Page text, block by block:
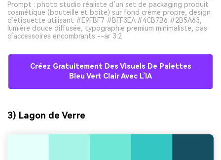
Prompt : photo studio réaliste d’un set de packaging produit
cosmétique (bouteille et boîte) sur fond crème propre, design
d’étiquette utilisant #E9FBF7 #BFF3EA #4CB7B6 #2B5A63,
lumière douce diffusée, typographie premium minimaliste, pas
d’accessoires encombrants --ar 3:2
Créez Gratuitement Des Visuels De Palettes
Bleu Vert Clair Avec L’IA
3) Lagon de Verre